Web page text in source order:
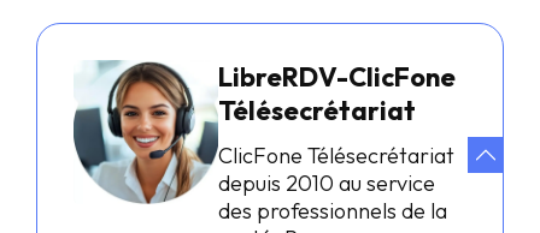
LibreRDV-ClicFone
Télésecrétariat
ClicFone Télésecrétariat
depuis 2010 au service
des professionnels de la